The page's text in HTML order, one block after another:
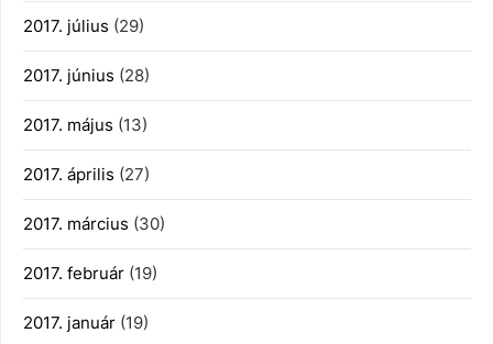
2017. július (29)
2017. június (28)
2017. május (13)
2017. április (27)
2017. március (30)
2017. február (19)
2017. január (19)